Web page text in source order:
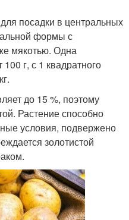
посадки в центральных
формы с
мякотью. Одна
г, с 1 квадратного
до 15 %, поэтому
Растение способно
условия, подвержено
золотистой